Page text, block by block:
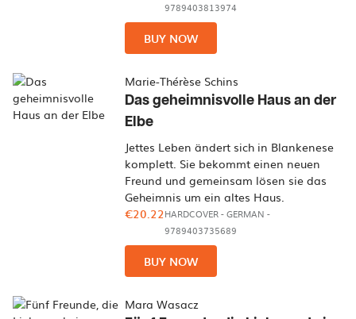
9789403813974
BUY NOW
Marie-Thérèse Schins
Das geheimnisvolle Haus an der
Elbe
Jettes Leben ändert sich in Blankenese
komplett. Sie bekommt einen neuen
Freund und gemeinsam lösen sie das
Geheimnis um ein altes Haus.
€20.22HARDCOVER-GERMAN -
9789403735689
BUY NOW
Mara Wasacz